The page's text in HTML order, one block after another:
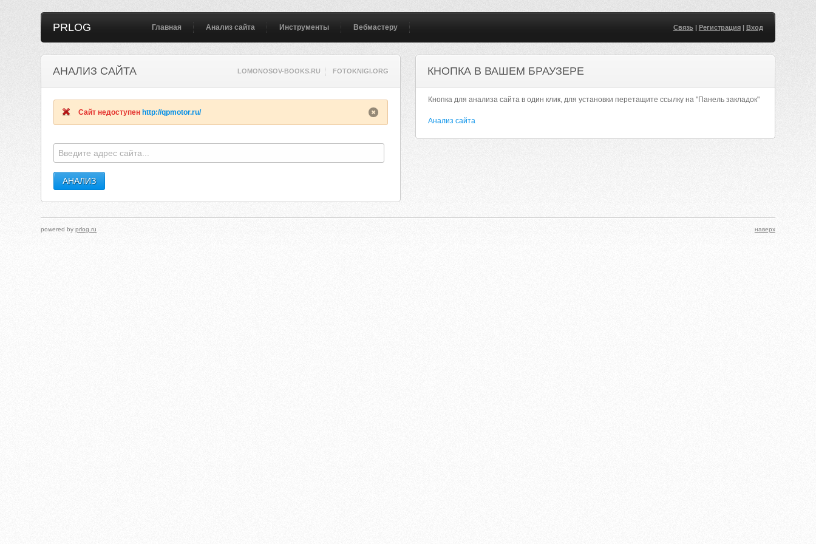
PRLOG Главная Анализ сайта Инструменты Вебмастеру Связь| Регистрация| Вход
АНАЛИЗ САЙТА LOMONOSOV-BOOKS.RU FOTOKNIGI.ORG
Сайт недоступен http://qpmotor.ru/
КНОПКА В ВАШЕМ БРАУЗЕРЕ
Кнопка для анализа сайта в один клик, для установки перетащите ссылку на "Панель закладок"
Анализ сайта
powered byprlog.ru наверх